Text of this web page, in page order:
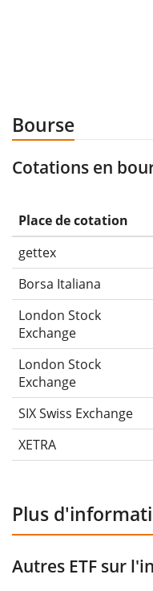
Bourse
Cotations en
Place de cotation
gettex
Borsa Italiana
London Stock
Exchange
London Stock
Exchange
SIX Swiss Exchange
XETRA
Plus
Autres ETF sur